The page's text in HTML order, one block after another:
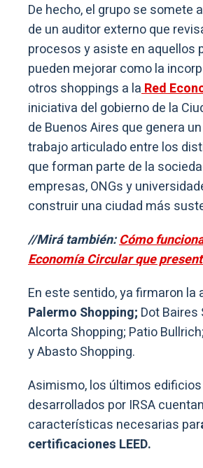
De hecho, el grupo se somete
de un auditor externo que
procesos y asiste en aquellos
pueden mejorar como la
otros shoppings a laRed
iniciativa del gobierno de la
de Buenos Aires que genera
trabajo articulado entre los
que forman parte de la
empresas, ONGs y
construir una ciudad más
//Mirá también:Cómo
Economía Circular que
En este sentido, ya firmaron la
Palermo Shopping; Dot Baires
Alcorta Shopping; Patio
y Abasto Shopping.
Asimismo, los últimos
desarrollados por IRSA
características necesarias par
certificaciones LEED.